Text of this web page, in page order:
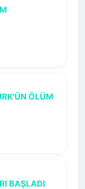
ÖLÜM
BAŞLADI